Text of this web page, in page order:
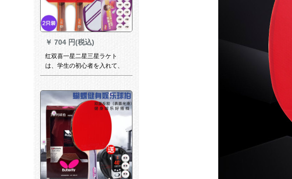
￥ 704 円(税込)
红双喜一星二星三星ラケト
は、学生の初心者を入れて、
猛スピードで王兵パンを二本